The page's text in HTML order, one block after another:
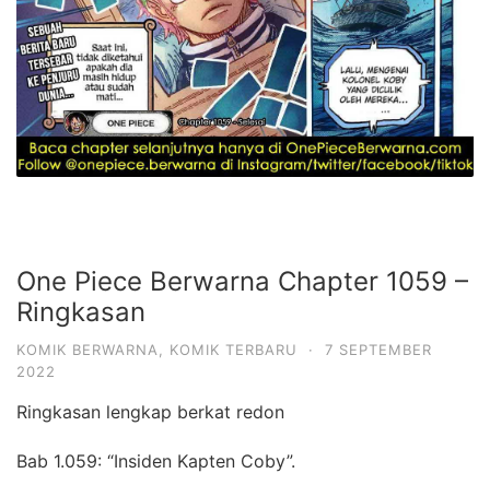
One Piece Berwarna Chapter 1059 –
Ringkasan
KOMIK BERWARNA KOMIK TERBARU ·
7 SEPTEMBER
2022
Ringkasan lengkap berkat redon
Bab 1.059: “Insiden Kapten Coby”.